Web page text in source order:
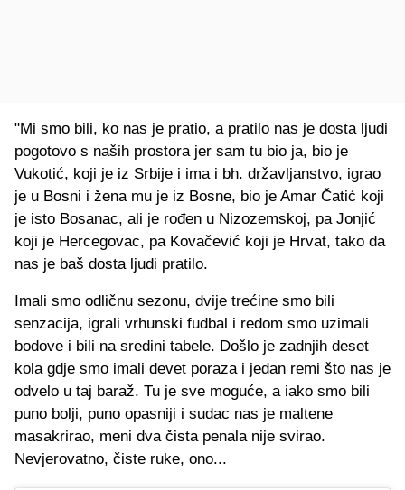
"Mi smo bili, ko nas je pratio, a pratilo nas je dosta ljudi
pogotovo s naših prostora jer sam tu bio ja, bio je
Vukotić, koji je iz Srbije i ima i bh. državljanstvo, igrao
je u Bosni i žena mu je iz Bosne, bio je Amar Čatić koji
je isto Bosanac, ali je rođen u Nizozemskoj, pa Jonjić
koji je Hercegovac, pa Kovačević koji je Hrvat, tako da
nas je baš dosta ljudi pratilo.
Imali smo odličnu sezonu, dvije trećine smo bili
senzacija, igrali vrhunski fudbal i redom smo uzimali
bodove i bili na sredini tabele. Došlo je zadnjih deset
kola gdje smo imali devet poraza i jedan remi što nas je
odvelo u taj baraž. Tu je sve moguće, a iako smo bili
puno bolji, puno opasniji i sudac nas je maltene
masakrirao, meni dva čista penala nije svirao.
Nevjerovatno, čiste ruke, ono...